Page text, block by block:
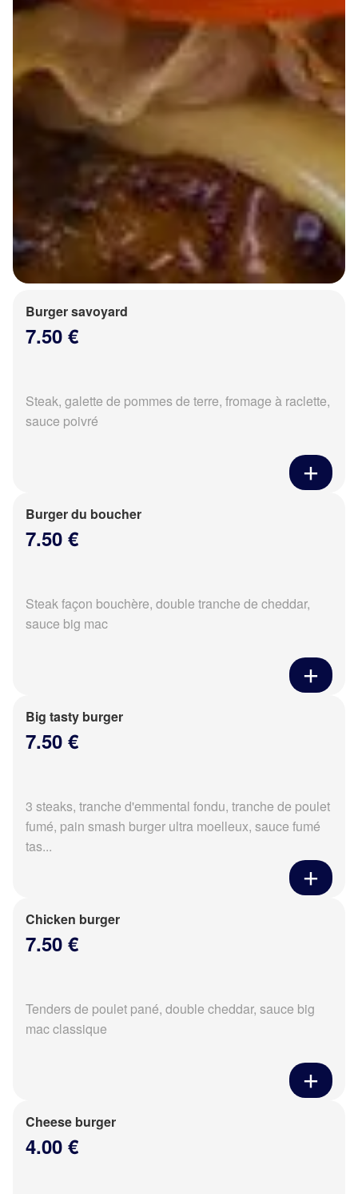
Burger savoyard
7.50 €
Steak, galette de pommes de terre, fromage à raclette,
sauce poivré
Burger du boucher
7.50 €
Steak façon bouchère, double tranche de cheddar,
sauce big mac
Big tasty burger
7.50 €
3 steaks, tranche d'emmental fondu, tranche de poulet
fumé, pain smash burger ultra moelleux, sauce fumé
tas...
Chicken burger
7.50 €
Tenders de poulet pané, double cheddar, sauce big
mac classique
Cheese burger
4.00 €